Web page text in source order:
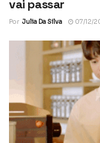
vai passar
Por Julia Da Silva 07/12/